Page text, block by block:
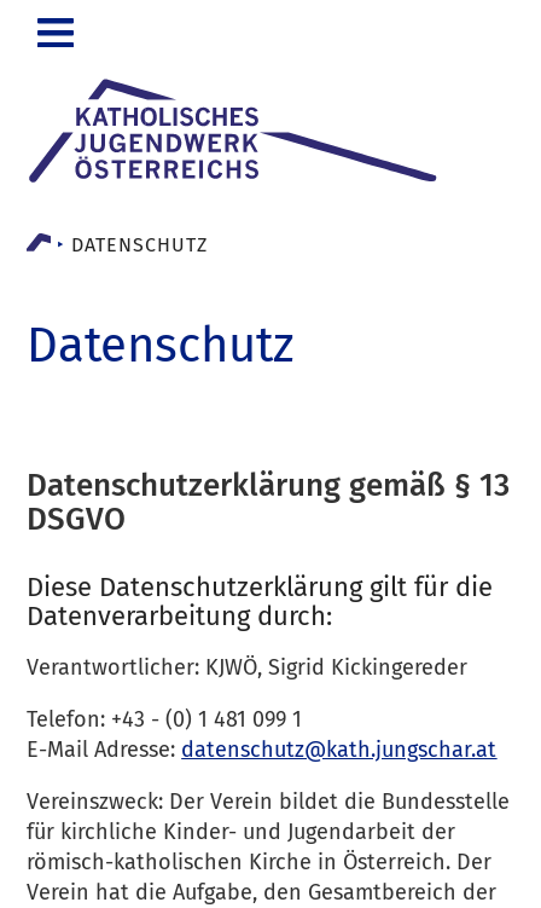
Zum
Inhalt
DATENSCHUTZ
Datenschutz
Datenschutzerklärung gemäß § 13
DSGVO
Diese Datenschutzerklärung gilt für die
Datenverarbeitung durch:
Verantwortlicher: KJWÖ, Sigrid Kickingereder
Telefon: +43 - (0) 1 481 099 1
E-Mail Adresse: datenschutz@kath.jungschar.at
Vereinszweck: Der Verein bildet die Bundesstelle
für kirchliche Kinder- und Jugendarbeit der
römisch-katholischen Kirche in Österreich. Der
Verein hat die Aufgabe, den Gesamtbereich der